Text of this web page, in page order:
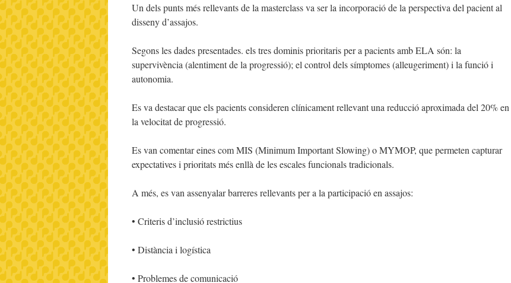
Un dels punts més rellevants de la masterclass va ser la incorporació de la perspectiva del pacient al
disseny d’assajos.
Segons les dades presentades. els tres dominis prioritaris per a pacients amb ELA són: la
supervivència (alentiment de la progressió); el control dels símptomes (alleugeriment) i la funció i
autonomia.
Es va destacar que els pacients consideren clínicament rellevant una reducció aproximada del 20% en
la velocitat de progressió.
Es van comentar eines com MIS (Minimum Important Slowing) o MYMOP, que permeten capturar
expectatives i prioritats més enllà de les escales funcionals tradicionals.
A més, es van assenyalar barreres rellevants per a la participació en assajos:
• Criteris d’inclusió restrictius
• Distància i logística
• Problemes de comunicació